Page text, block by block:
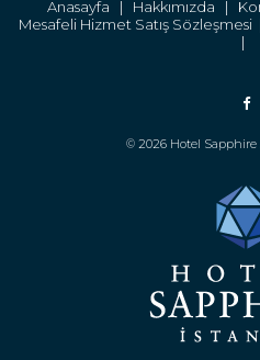
Anasayfa | Hakkımızda |
Mesafeli Hizmet Satış Sözleşmesi
|
© 2026 Hotel Sapphire